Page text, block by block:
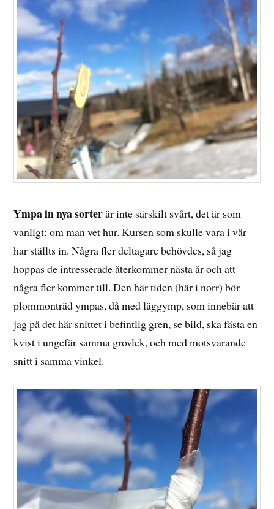
Ympa in nya sorterär inte särskilt svårt, det är som
vanligt: om man vet hur. Kursen som skulle vara i vår
har ställts in. Några fler deltagare behövdes, så jag
hoppas de intresserade återkommer nästa år och att
några fler kommer till. Den här tiden (här i norr) bör
plommonträd ympas, då med läggymp, som innebär att
jag på det här snittet i befintlig gren, se bild, ska fästa en
kvist i ungefär samma grovlek, och med motsvarande
snitt i samma vinkel.